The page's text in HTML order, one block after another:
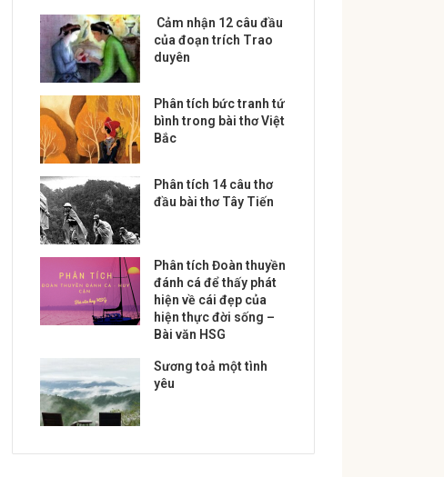
Cảm nhận 12 câu đầu
của đoạn trích Trao
duyên
Phân tích bức tranh tứ
bình trong bài thơ Việt
Bắc
Phân tích 14 câu thơ
đầu bài thơ Tây Tiến
Phân tích Đoàn thuyền
đánh cá để thấy phát
hiện về cái đẹp của
hiện thực đời sống –
Bài văn HSG
Sương toả một tình
yêu